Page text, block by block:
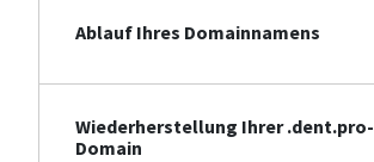
Ablauf Ihres Domainnamens
Wiederherstellung Ihrer .dent.pro-
Domain